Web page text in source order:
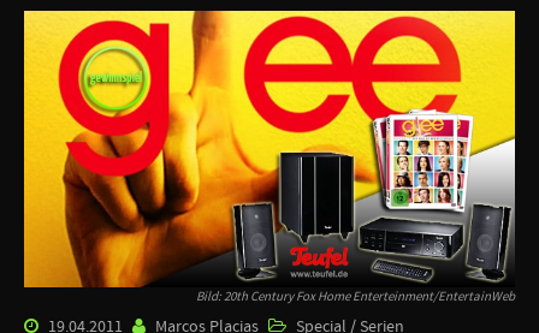
Bild: 20th Century Fox Home Enterteinment/EntertainWeb
19.04.2011 Marcos Placias Special / Serien